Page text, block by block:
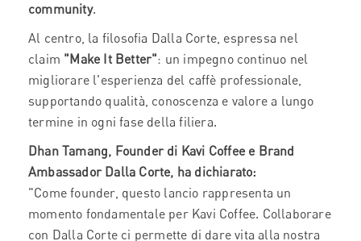
community.
Al centro, la filosofia Dalla Corte, espressa nel
claim "Make It Better": un impegno continuo nel
migliorare l'esperienza del caffè professionale,
supportando qualità, conoscenza e valore a lungo
termine in ogni fase della filiera.
Dhan Tamang, Founder di Kavi Coffee e Brand
Ambassador Dalla Corte, ha dichiarato:
"Come founder, questo lancio rappresenta un
momento fondamentale per Kavi Coffee. Collaborare
con Dalla Corte ci permette di dare vita alla nostra